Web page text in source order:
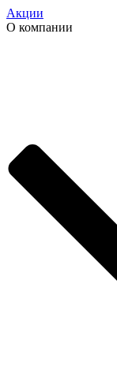
Акции
О компании